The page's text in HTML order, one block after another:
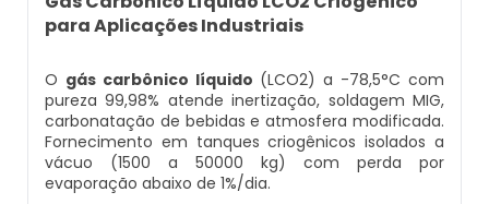
Equipamento Autônomo
Equipamento Autônomo De Proteção
Respiratória
Máscara Autônoma Com Cilindro De
Oxigenio
Cilindro Para Gases Medicinais
Máscara Respiratória Com Ar Mandado
Aluguel Cilindro De Oxigênio Hospitalar
Ar Respirável Cilindro
Kit Ar Mandado
Respirador De Ar Mandado
Ar Mandado A Venda
para Aplicações Industriais
O gás carbônico líquido (LCO2) a -78,5°C com
pureza 99,98% atende inertização, soldagem MIG,
carbonatação de bebidas e atmosfera modificada.
Fornecimento em tanques criogênicos isolados a
vácuo (1500 a 50000 kg) com perda por
evaporação abaixo de 1%/dia.